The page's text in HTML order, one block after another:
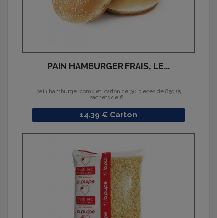
PAIN HAMBURGER FRAIS, LE...
pain hamburger complet, carton de 30 pieces de 85g (5
sachets de 6...
Prix
14.39 € Carton